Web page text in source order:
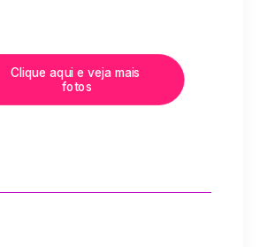
Clique aqui e veja mais
fotos